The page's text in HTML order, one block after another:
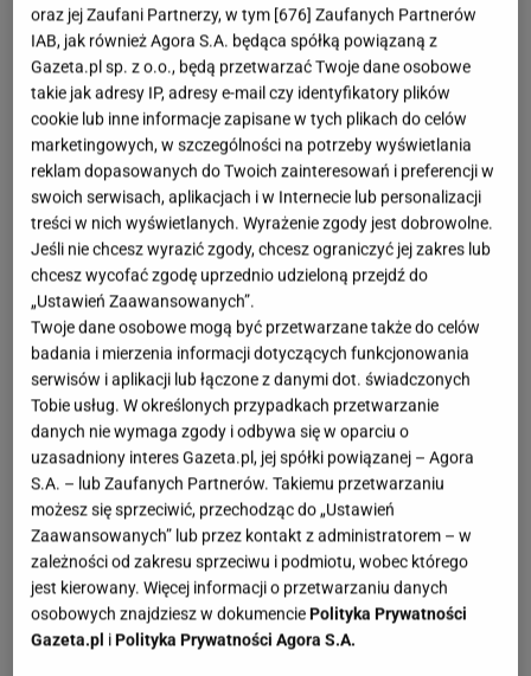
oraz jej Zaufani Partnerzy, w tym [676] Zaufanych Partnerów
IAB, jak również Agora S.A. będąca spółką powiązaną z
Gazeta.pl sp. z o.o., będą przetwarzać Twoje dane osobowe
takie jak adresy IP, adresy e-mail czy identyfikatory plików
cookie lub inne informacje zapisane w tych plikach do celów
marketingowych, w szczególności na potrzeby wyświetlania
reklam dopasowanych do Twoich zainteresowań i preferencji w
swoich serwisach, aplikacjach i w Internecie lub personalizacji
treści w nich wyświetlanych. Wyrażenie zgody jest dobrowolne.
Jeśli nie chcesz wyrazić zgody, chcesz ograniczyć jej zakres lub
chcesz wycofać zgodę uprzednio udzieloną przejdź do
„Ustawień Zaawansowanych”.
Twoje dane osobowe mogą być przetwarzane także do celów
badania i mierzenia informacji dotyczących funkcjonowania
serwisów i aplikacji lub łączone z danymi dot. świadczonych
Tobie usług. W określonych przypadkach przetwarzanie
danych nie wymaga zgody i odbywa się w oparciu o
uzasadniony interes Gazeta.pl, jej spółki powiązanej – Agora
S.A. – lub Zaufanych Partnerów. Takiemu przetwarzaniu
możesz się sprzeciwić, przechodząc do „Ustawień
Zaawansowanych” lub przez kontakt z administratorem – w
zależności od zakresu sprzeciwu i podmiotu, wobec którego
jest kierowany. Więcej informacji o przetwarzaniu danych
osobowych znajdziesz w dokumenciePolityka Prywatności
Gazeta.pl iPolityka Prywatności Agora S.A.